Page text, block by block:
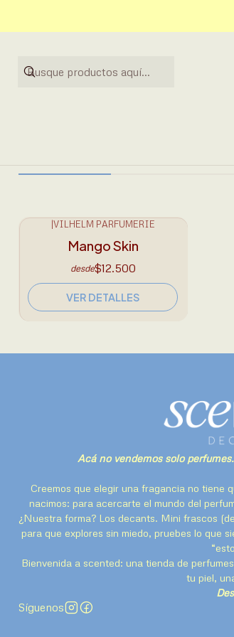
|VILHELM PARFUMERIE
Mango Skin
desde$12.500
VER DETALLES
Acá no vendemos solo
Creemos que elegir una fragancia no tiene
nacimos: para acercarte el mundo del
¿Nuestra forma? Los decants. Mini frascos
para que explores sin miedo, pruebes lo que
Bienvenida a scented: una tienda de
tu piel,
Síguenos